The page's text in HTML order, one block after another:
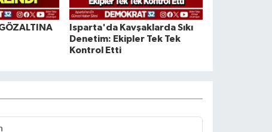
Isparta'da Kavşaklarda Sıkı
Denetim: Ekipler Tek Tek
Kontrol Etti